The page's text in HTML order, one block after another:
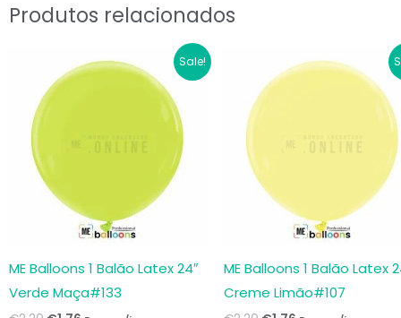
Produtos relacionados
Sale!
ME Balloons 1 Balão Latex 24″
Verde Maça#133
preço
original
era:
preço
ME Balloons 1 Balão Latex
Creme Limão#107
preço
original
era:
preço